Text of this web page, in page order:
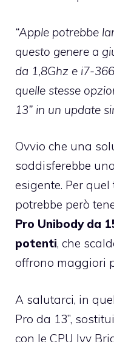
“Apple potrebbe
questo genere a
da 1,8Ghz e i7-
quelle stesse
13” in un update
Ovvio che una
soddisferebbe
esigente. Per
potrebbe però
Pro Unibody da
potenti, che
offrono maggiori
A salutarci, in
Pro da 13”,
con le CPU Ivy